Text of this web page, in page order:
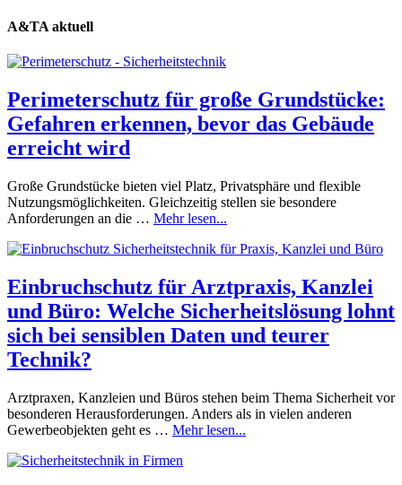
A&TA aktuell
Perimeterschutz für große Grundstücke:
Gefahren erkennen, bevor das Gebäude
erreicht wird
Große Grundstücke bieten viel Platz, Privatsphäre und flexible
Nutzungsmöglichkeiten. Gleichzeitig stellen sie besondere
Anforderungen an die … Mehr lesen...
Einbruchschutz für Arztpraxis, Kanzlei
und Büro: Welche Sicherheitslösung lohnt
sich bei sensiblen Daten und teurer
Technik?
Arztpraxen, Kanzleien und Büros stehen beim Thema Sicherheit vor
besonderen Herausforderungen. Anders als in vielen anderen
Gewerbeobjekten geht es … Mehr lesen...